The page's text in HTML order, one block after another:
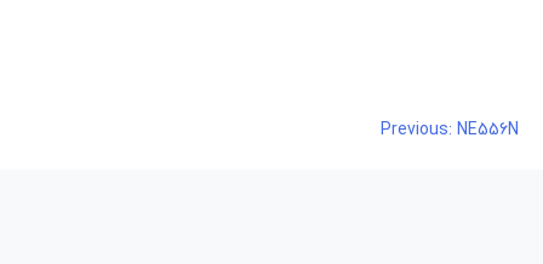
راهبری Previous: NE556N